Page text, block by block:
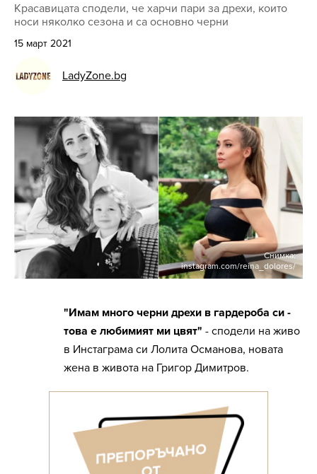
Красавицата сподели, че харчи пари за дрехи, които
носи няколко сезона и са основно черни
15 март 2021
LadyZone.bg
Снимка:
instagram.com/reina_dolores/
"Имам много черни дрехи в гардероба си -
това е любимият ми цвят" - сподели на живо
в Инстаграма си Лолита Османова, новата
жена в живота на Григор Димитров.